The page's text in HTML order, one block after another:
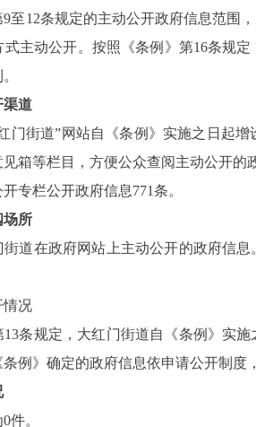
至12条规定的主动公开政府信息范围
主动公开。按照《条例》第16条规
渠道
门街道”网站自《条例》实施之日起
箱等栏目，方便公众查阅主动公开的
专栏公开政府信息771条。
场所
道在政府网站上主动公开的政府信
情况
条规定，大红门街道自《条例》实
例》确定的政府信息依申请公开制度
件。